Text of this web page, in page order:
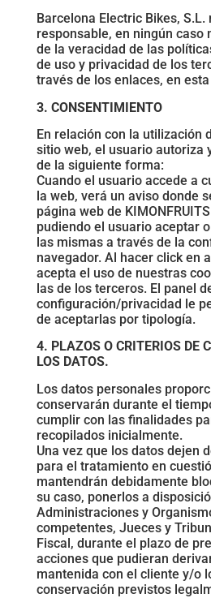
Barcelona Electric Bikes, S.L.
responsable, en ningún caso
de la veracidad de las
de uso y privacidad de los
través de los enlaces, en
3. CONSENTIMIENTO
En relación con la utilización
sitio web, el usuario autoriza
de la siguiente forma:
Cuando el usuario accede a
la web, verá un aviso donde
página web de
pudiendo el usuario aceptar
las mismas a través de la
navegador. Al hacer click en
acepta el uso de nuestras
las de los terceros. El panel
configuración/privacidad le
de aceptarlas por tipología.
4. PLAZOS O CRITERIOS DE
LOS DATOS.
Los datos personales
conservarán durante el
cumplir con las finalidades
recopilados inicialmente.
Una vez que los datos dejen
para el tratamiento en
mantendrán debidamente
su caso, ponerlos a
Administraciones y
competentes, Jueces y
Fiscal, durante el plazo de
acciones que pudieran
mantenida con el cliente y/o
conservación previstos